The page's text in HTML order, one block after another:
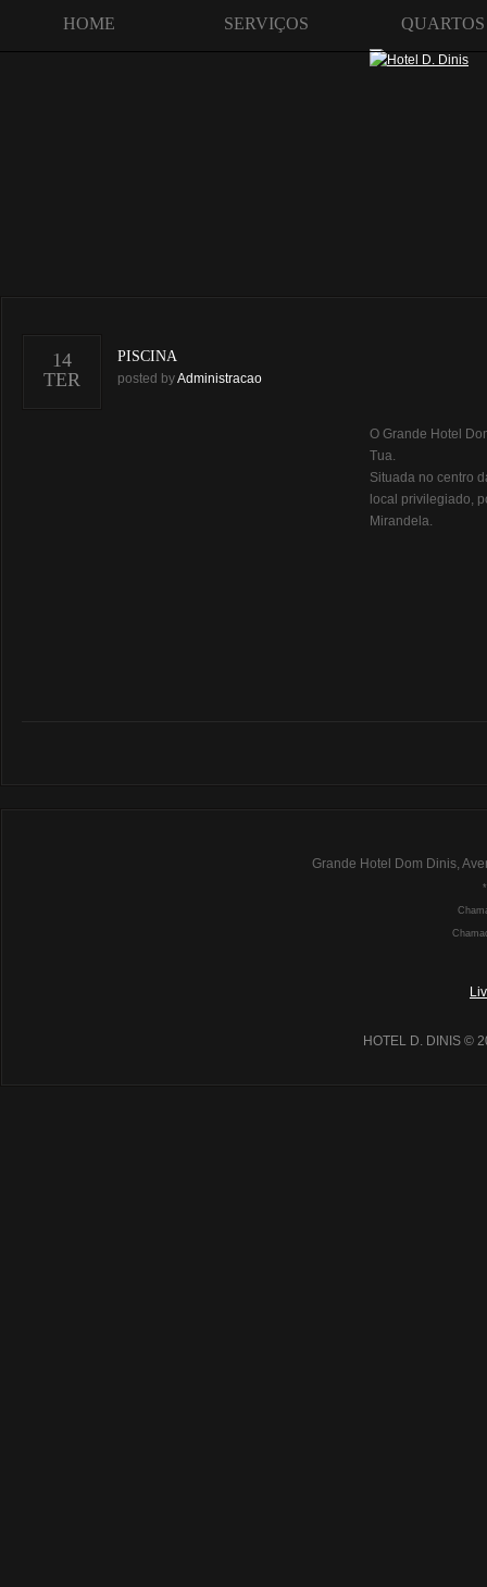
HOME SERVIÇOS QUARTOS
14
TER
PISCINA
posted byAdministracao
O Grande Hotel
Tua.
Situada no centro
local privilegiado,
Mirandela.
Grande Hotel Dom Dinis,
HOTEL D. DINIS ©